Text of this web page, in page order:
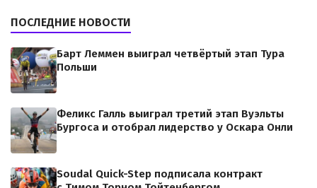
ПОСЛЕДНИЕ НОВОСТИ
Барт Леммен выиграл четвёртый этап Тура
Польши
Феликс Галль выиграл третий этап Вуэльты
Бургоса и отобрал лидерство у Оскара Онли
Soudal Quick-Step подписала контракт